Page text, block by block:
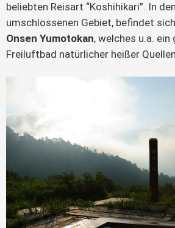
beliebten Reisart “Koshihikari”. In
umschlossenen Gebiet, befindet
Onsen Yumotokan, welches u.a.
Freiluftbad natürlicher heißer